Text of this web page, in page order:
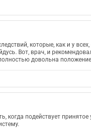
которые, как и у
Вот, врач, и
довольна
когда подействует